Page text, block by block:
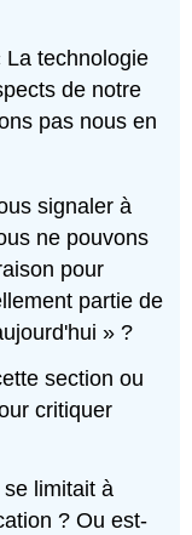
La technologie
de notre
pas nous en
signaler à
ne pouvons
pour
partie de
» ?
section ou
critiquer
limitait à
? Ou est-